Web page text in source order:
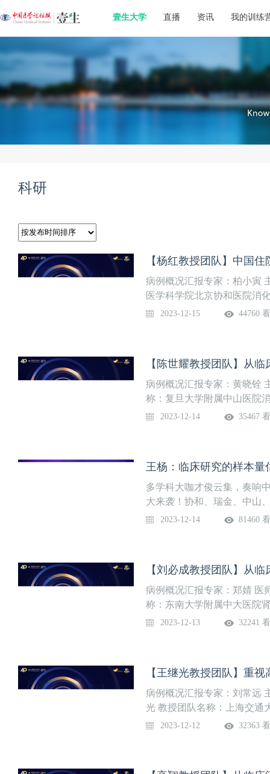
壹生大学 直播 资讯 我的训练
科研
病例概况汇报专家：柏小寅
医学科学院北京协和医院消
院消化内科杨红教授团队：
题。
2023-12-15 44760
病例概况汇报专家：黄晓铨
称：复旦大学附属中山医院
学附属中山医院消化内科陈
据与探索；专利：实用新型
2023-12-14 35467
王杨：临床研究的样本量
多学科大咖才俊云集，奏响
大来袭！协和、瑞金、中山
分享年度最优秀的临床科研
部副主任直播时间：2023年
2023-12-14 81460
病例概况汇报专家：郑婧 医
称：东南大学附属中大医院
2023-12-13 32241
病例概况汇报专家：刘常远
光 教授团队名称：上海交通
12日晚8点团队介绍上海市
2023-12-12 32363